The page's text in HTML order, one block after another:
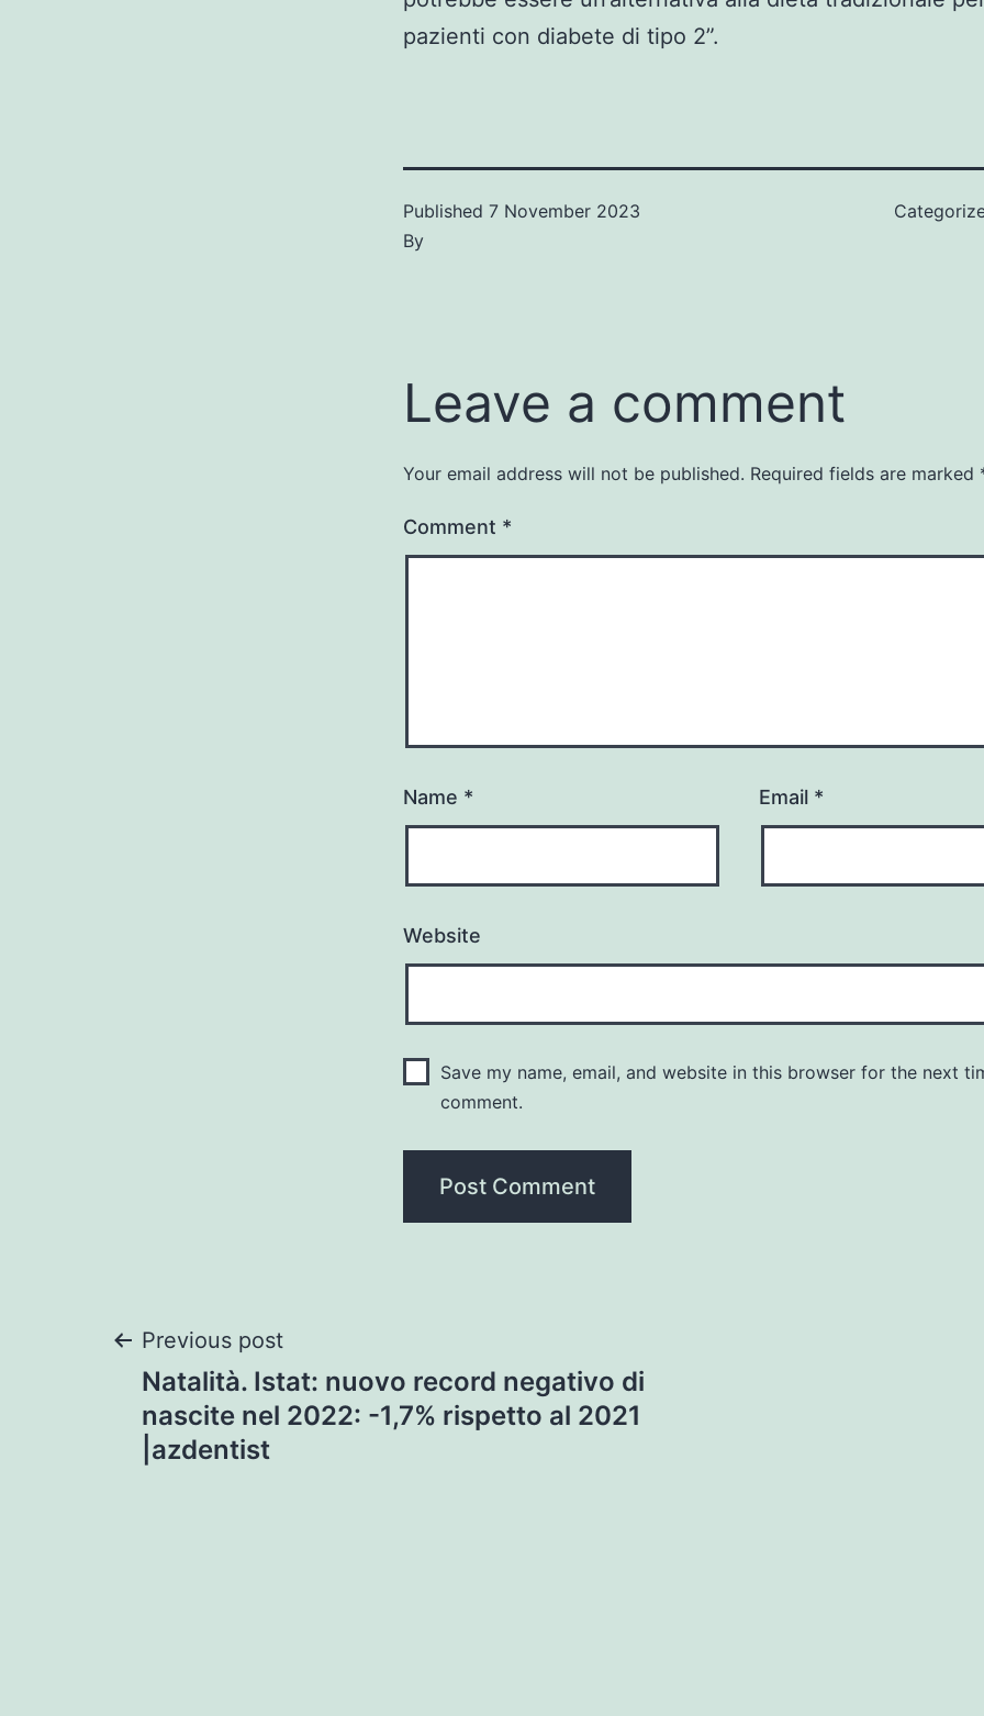
pazienti con diabete di tipo 2”.
Published 7 November 2023
By
Leave a comment
Your email address will not be published. Required fields are marked
Comment *
Name * Email *
Website
Save my name, email, and website in this browser for the next
comment.
Post
navigation
Previous post
Natalità. Istat: nuovo record negativo di
nascite nel 2022: -1,7% rispetto al 2021
|azdentist